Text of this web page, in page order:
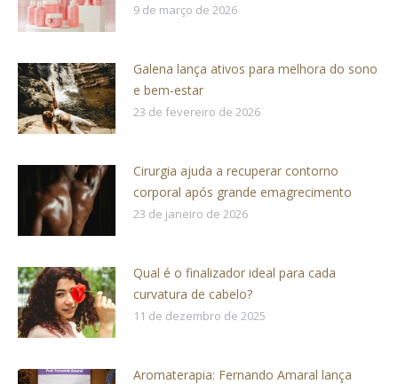
9 de março de 2026
Galena lança ativos para melhora do sono
e bem-estar
23 de fevereiro de 2026
Cirurgia ajuda a recuperar contorno
corporal após grande emagrecimento
23 de janeiro de 2026
Qual é o finalizador ideal para cada
curvatura de cabelo?
11 de dezembro de 2025
Aromaterapia: Fernando Amaral lança